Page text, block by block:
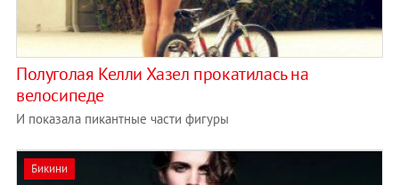
Полуголая Келли Хазел прокатилась на
велосипеде
И показала пикантные части фигуры
Бикини